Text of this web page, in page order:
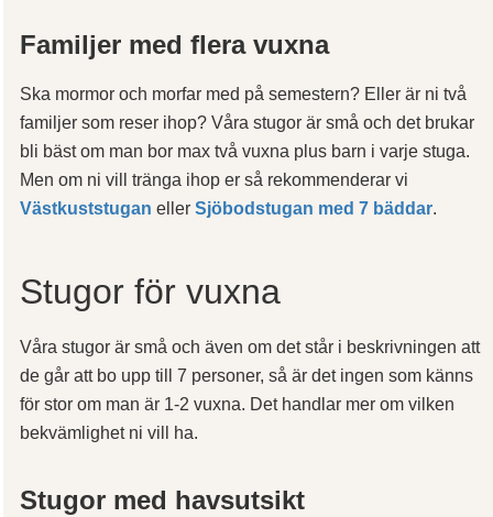
Familjer med flera vuxna
Ska mormor och morfar med på semestern? Eller är ni två
familjer som reser ihop? Våra stugor är små och det brukar
bli bäst om man bor max två vuxna plus barn i varje stuga.
Men om ni vill tränga ihop er så rekommenderar vi
Västkuststugan eller Sjöbodstugan med 7 bäddar.
Stugor för vuxna
Våra stugor är små och även om det står i beskrivningen att
de går att bo upp till 7 personer, så är det ingen som känns
för stor om man är 1-2 vuxna. Det handlar mer om vilken
bekvämlighet ni vill ha.
Stugor med havsutsikt